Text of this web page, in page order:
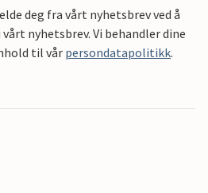
deg fra vårt nyhetsbrev ved å
nyhetsbrev. Vi behandler dine
til vår persondatapolitikk.